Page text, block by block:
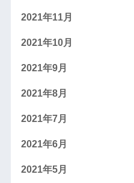
2021年11月
2021年10月
2021年9月
2021年8月
2021年7月
2021年6月
2021年5月